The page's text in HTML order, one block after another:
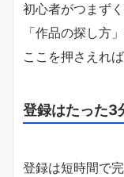
初心者がつまず
「作品の探し方」
ここを押さえれ
登録はたった3
登録は短時間で完